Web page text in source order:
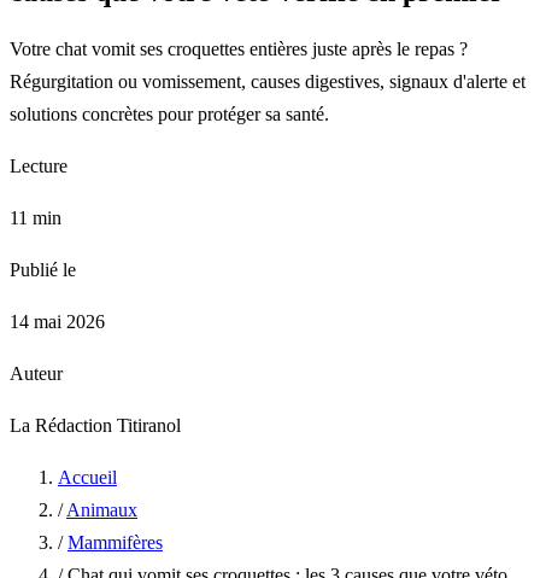
Votre chat vomit ses croquettes entières juste après le repas ?
Régurgitation ou vomissement, causes digestives, signaux d'alerte et
solutions concrètes pour protéger sa santé.
Lecture
11 min
Publié le
14 mai 2026
Auteur
La Rédaction Titiranol
Accueil
/ Animaux
/ Mammifères